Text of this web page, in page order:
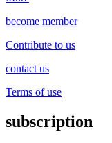
become member
Contribute to us
contact us
Terms of use
subscription